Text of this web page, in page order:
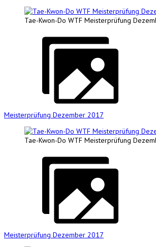
Tae-Kwon-Do WTF Meisterprüfung
Meisterprüfung Dezember 2017
Tae-Kwon-Do WTF Meisterprüfung
Meisterprüfung Dezember 2017